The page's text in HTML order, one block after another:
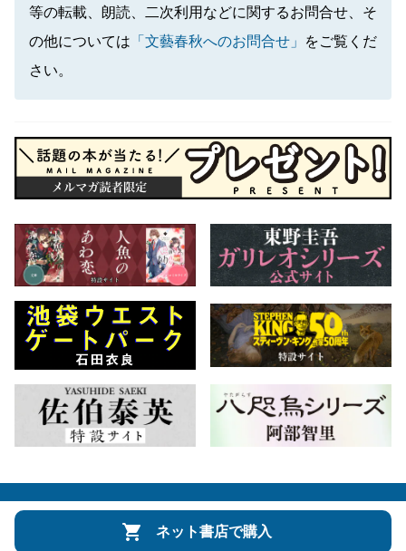
等の転載、朗読、二次利用などに関するお問合せ、そ
の他については 「文藝春秋へのお問合せ」
をご覧くだ
さい。
ネット書店で購入
会社概要 自費出版のご案内 お問合せ
株式会社文藝春秋 文春オンライン Number Web